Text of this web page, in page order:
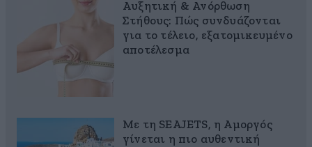
Αυξητική & Ανόρθωση
Στήθους: Πώς συνδυάζονται
για το τέλειο, εξατομικευμένο
αποτέλεσμα
Με τη SEAJETS, η Αμοργός
γίνεται η πιο αυθεντική